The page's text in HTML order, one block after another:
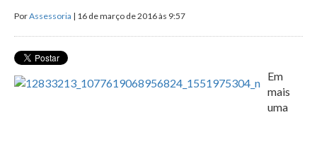
PorAssessoria | 16 de março de 2016 às 9:57
Em
mais
uma